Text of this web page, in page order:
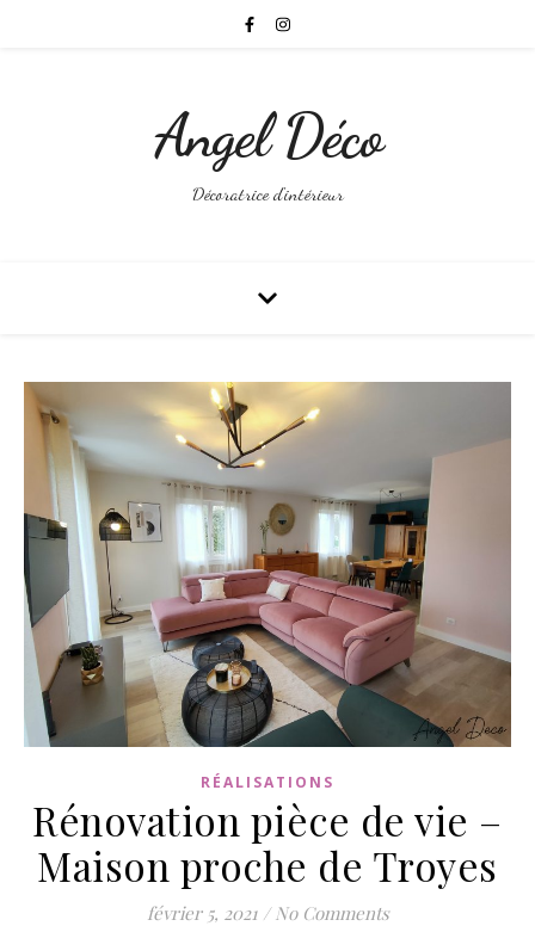
Angel Déco
Décoratrice d'intérieur
RÉALISATIONS
Rénovation pièce de vie –
Maison proche de Troyes
février 5, 2021 / No Comments